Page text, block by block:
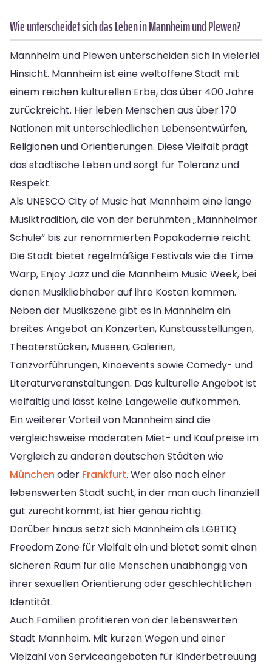
Wie unterscheidet sich das Leben in Mannheim und Plewen?
Mannheim und Plewen unterscheiden sich in vielerlei
Hinsicht. Mannheim ist eine weltoffene Stadt mit
einem reichen kulturellen Erbe, das über 400 Jahre
zurückreicht. Hier leben Menschen aus über 170
Nationen mit unterschiedlichen Lebensentwürfen,
Religionen und Orientierungen. Diese Vielfalt prägt
das städtische Leben und sorgt für Toleranz und
Respekt.
Als UNESCO City of Music hat Mannheim eine lange
Musiktradition, die von der berühmten „Mannheimer
Schule“ bis zur renommierten Popakademie reicht.
Die Stadt bietet regelmäßige Festivals wie die Time
Warp, Enjoy Jazz und die Mannheim Music Week, bei
denen Musikliebhaber auf ihre Kosten kommen.
Neben der Musikszene gibt es in Mannheim ein
breites Angebot an Konzerten, Kunstausstellungen,
Theaterstücken, Museen, Galerien,
Tanzvorführungen, Kinoevents sowie Comedy- und
Literaturveranstaltungen. Das kulturelle Angebot ist
vielfältig und lässt keine Langeweile aufkommen.
Ein weiterer Vorteil von Mannheim sind die
vergleichsweise moderaten Miet- und Kaufpreise im
Vergleich zu anderen deutschen Städten wie
München oder Frankfurt. Wer also nach einer
lebenswerten Stadt sucht, in der man auch finanziell
gut zurechtkommt, ist hier genau richtig.
Darüber hinaus setzt sich Mannheim als LGBTIQ
Freedom Zone für Vielfalt ein und bietet somit einen
sicheren Raum für alle Menschen unabhängig von
ihrer sexuellen Orientierung oder geschlechtlichen
Identität.
Auch Familien profitieren von der lebenswerten
Stadt Mannheim. Mit kurzen Wegen und einer
Vielzahl von Serviceangeboten für Kinderbetreuung